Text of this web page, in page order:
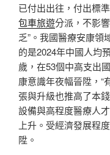
已付出出往，付出標
包車旅遊分派，不影
乏”。我國醫療安康領
的是2024年中國人均
歲，在53個中高支出
康意識年夜幅晉陞，“
張與升級也推高了本
設備與高程度醫療人
上升。受經濟發展程
陞。